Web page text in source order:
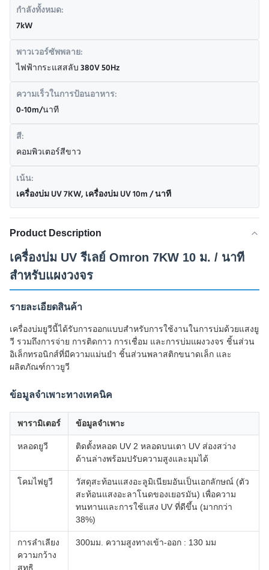
กำลังทั้งหมด:
7kW
พาวเวอร์ซัพพลาย:
ไฟฟ้ากระแสสลับ 380V 50Hz
ความเร็วในการป้อนอาหาร:
0-10m/นาที
สี:
คอมพิวเตอร์สีขาว
เน้น:
เครื่องบ่ม UV 7KW,เครื่องบ่ม UV 10m / นาที
Product Description
เครื่องบ่ม UV รีเลย์ Omron 7KW 10 ม. / นาที
สำหรับแผงวงจร
รายละเอียดสินค้า
เครื่องบ่มยูวีนี้ได้รับการออกแบบสำหรับการใช้งานในการบ่มด้วยแสงยู
วี รวมถึงการจ่าย การติดกาว การเชื่อม และการบ่มแผงวงจร ชิ้นส่วน
อิเล็กทรอนิกส์ที่มีความแม่นยำ ชิ้นส่วนพลาสติกขนาดเล็ก และ
ผลิตภัณฑ์กาวยูวี
ข้อมูลจำเพาะทางเทคนิค
พารามิเตอร์ ข้อมูลจำเพาะ
หลอดยูวี
ติดตั้งหลอด UV 2 หลอดบนเตา UV ส่องสว่าง
ด้านล่างพร้อมปรับความสูงและมุมได้
โคมไฟยูวี
วัสดุสะท้อนแสงอะลูมิเนียมอันเป็นเอกลักษณ์ (ตัว
สะท้อนแสงอะลาโนดของเยอรมัน) เพื่อความ
ทนทานและการใช้แสง UV ที่ดีขึ้น (มากกว่า
38%)
การลำเลียง
ความกว้าง
สุทธิ
300มม. ความสูงทางเข้า-ออก : 130 มม